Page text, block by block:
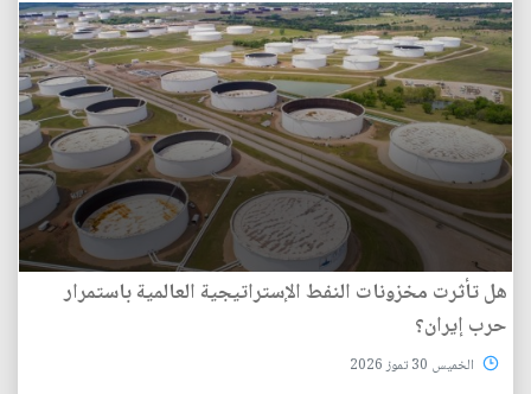
هل تأثرت مخزونات النفط الإستراتيجية العالمية باستمرار
حرب إيران؟
الخميس 30 تموز 2026